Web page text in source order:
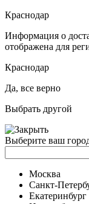
Краснодар
Информация о
отображена для
Краснодар
Да, все верно
Выбрать другой
Выберите ваш
Москва
Санкт-
Екатеринбург